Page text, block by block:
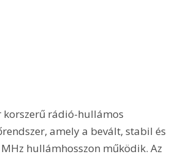
korszerű rádió-hullámos
amely a bevált, stabil és
hullámhosszon működik. Az